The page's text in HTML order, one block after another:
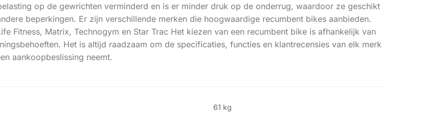
op de gewrichten verminderd en is er minder druk op de onderrug, waardoor ze geschikt
beperkingen. Er zijn verschillende merken die hoogwaardige recumbent bikes aanbieden.
Fitness, Matrix, Technogym en Star Trac Het kiezen van een recumbent bike is afhankelijk van
Het is altijd raadzaam om de specificaties, functies en klantrecensies van elk merk
aankoopbeslissing neemt.
61 kg